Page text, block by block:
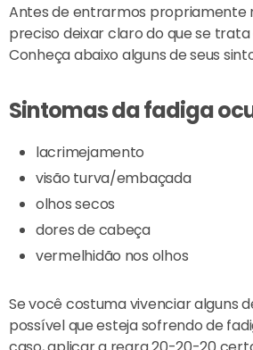
Antes de entrarmos propriamente
preciso deixar claro do que se
Conheça abaixo alguns de seus
Sintomas da fadiga
lacrimejamento
visão turva/embaçada
olhos secos
dores de cabeça
vermelhidão nos olhos
Se você costuma vivenciar alguns
possível que esteja sofrendo de